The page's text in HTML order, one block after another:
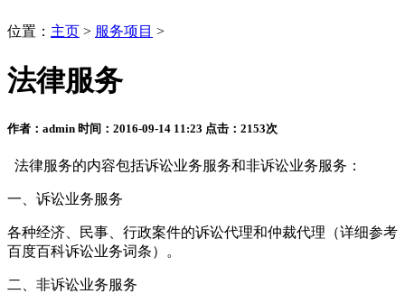
位置： 主页 > 服务项目 >
法律服务
作者：admin 时间：2016-09-14 11:23 点击：2153次
法律服务的内容包括诉讼业务服务和非诉讼业务服务：
一、诉讼业务服务
各种经济、民事、行政案件的诉讼代理和仲裁代理（详细参考
百度百科诉讼业务词条）。
二、非诉讼业务服务